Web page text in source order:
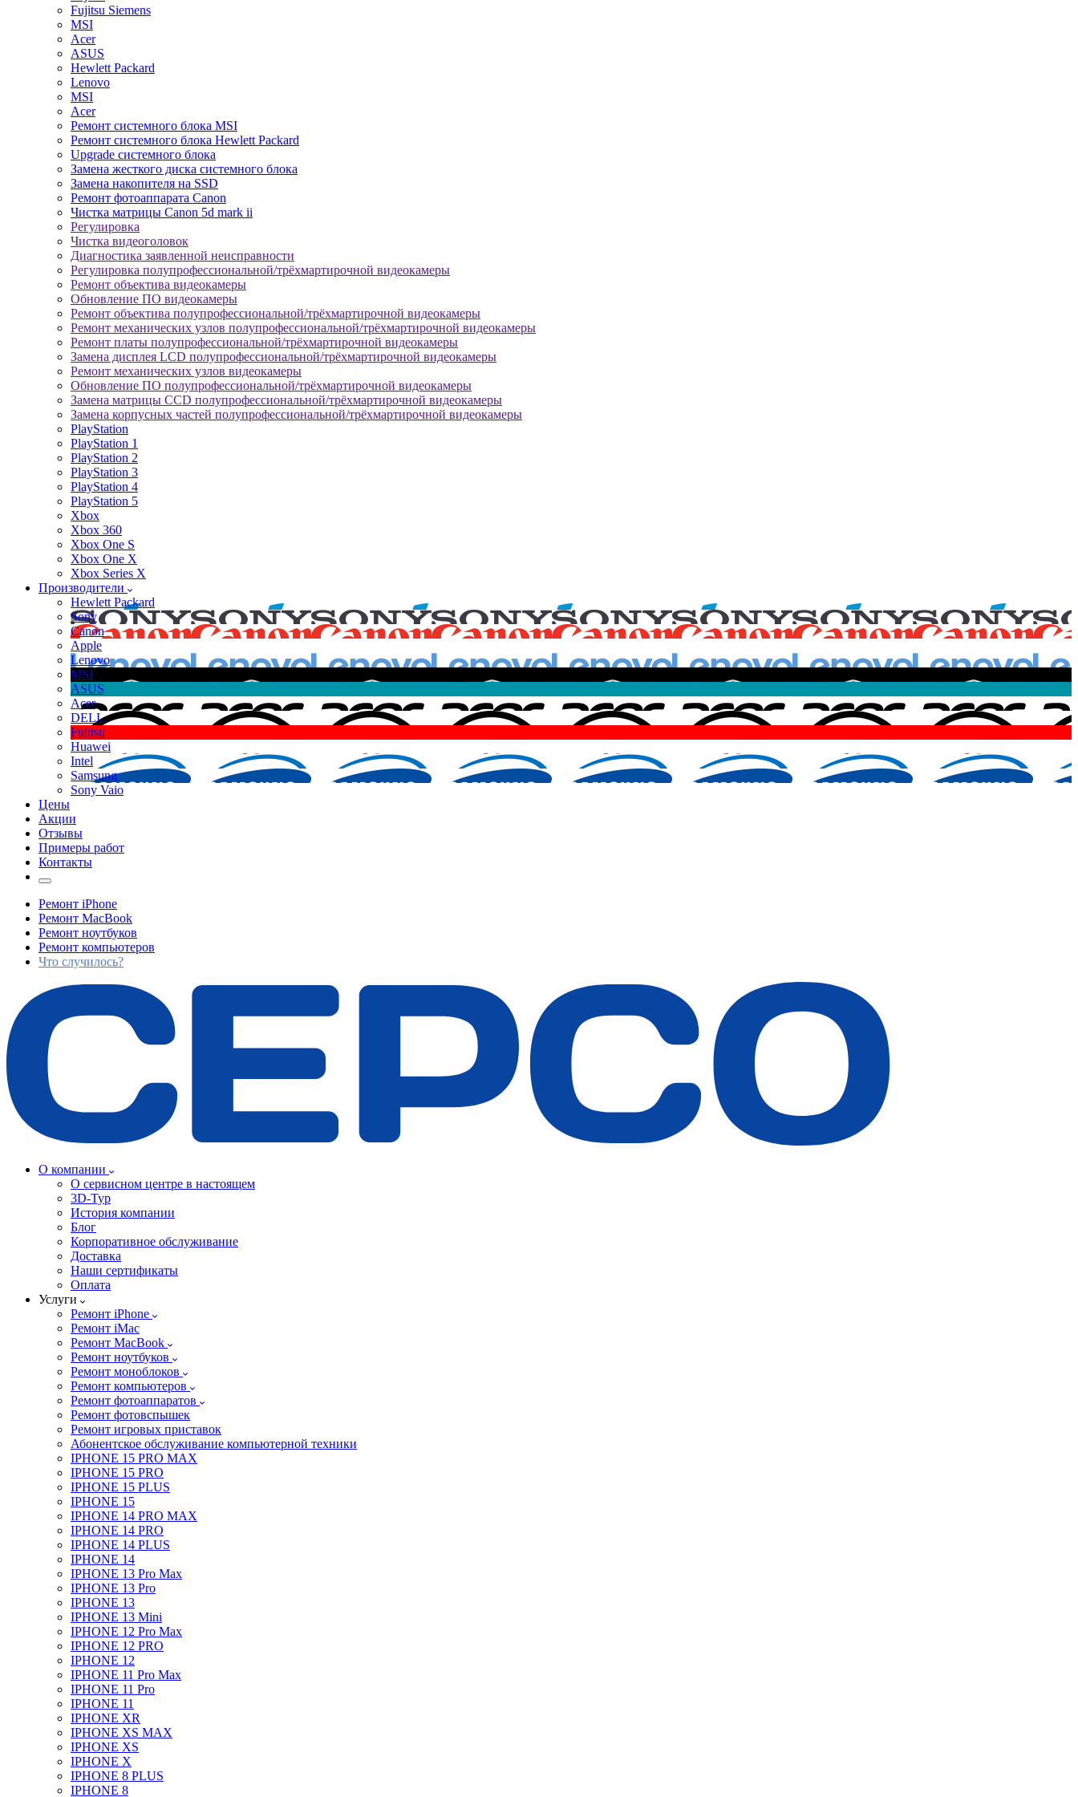
Fujitsu Siemens
MSI
Acer
ASUS
Hewlett Packard
Lenovo
MSI
Acer
Ремонт системного блока MSI
Ремонт системного блока Hewlett Packard
Upgrade системного блока
Замена жесткого диска системного блока
Замена накопителя на SSD
Ремонт фотоаппарата Canon
Чистка матрицы Canon 5d mark ii
Регулировка
Чистка видеоголовок
Диагностика заявленной неисправности
Регулировка полупрофессиональной/трёхмартирочной видеокамеры
Ремонт объектива видеокамеры
Обновление ПО видеокамеры
Ремонт объектива полупрофессиональной/трёхмартирочной видеокамеры
Ремонт механических узлов полупрофессиональной/трёхмартирочной видеокамеры
Ремонт платы полупрофессиональной/трёхмартирочной видеокамеры
Замена дисплея LCD полупрофессиональной/трёхмартирочной видеокамеры
Ремонт механических узлов видеокамеры
Обновление ПО полупрофессиональной/трёхмартирочной видеокамеры
Замена матрицы CCD полупрофессиональной/трёхмартирочной видеокамеры
Замена корпусных частей полупрофессиональной/трёхмартирочной видеокамеры
PlayStation
PlayStation 1
PlayStation 2
PlayStation 3
PlayStation 4
PlayStation 5
Xbox
Xbox 360
Xbox One S
Xbox One X
Xbox Series X
Производители
Hewlett Packard
Sony
Canon
Apple
Lenovo
MSI
ASUS
Acer
DELL
Fujitsu
Huawei
Intel
Samsung
Sony Vaio
Цены
Акции
Отзывы
Примеры работ
Контакты
Ремонт iPhone
Ремонт MacBook
Ремонт ноутбуков
Ремонт компьютеров
Что случилось?
О компании
О сервисном центре в настоящем
3D-Тур
История компании
Блог
Корпоративное обслуживание
Доставка
Наши сертификаты
Оплата
Услуги
Ремонт iPhone
Ремонт iMac
Ремонт MacBook
Ремонт ноутбуков
Ремонт моноблоков
Ремонт компьютеров
Ремонт фотоаппаратов
Ремонт фотовспышек
Ремонт игровых приставок
Абонентское обслуживание компьютерной техники
IPHONE 15 PRO MAX
IPHONE 15 PRO
IPHONE 15 PLUS
IPHONE 15
IPHONE 14 PRO MAX
IPHONE 14 PRO
IPHONE 14 PLUS
IPHONE 14
IPHONE 13 Pro Max
IPHONE 13 Pro
IPHONE 13
IPHONE 13 Mini
IPHONE 12 Pro Max
IPHONE 12 PRO
IPHONE 12
IPHONE 11 Pro Max
IPHONE 11 Pro
IPHONE 11
IPHONE XR
IPHONE XS MAX
IPHONE XS
IPHONE X
IPHONE 8 PLUS
IPHONE 8